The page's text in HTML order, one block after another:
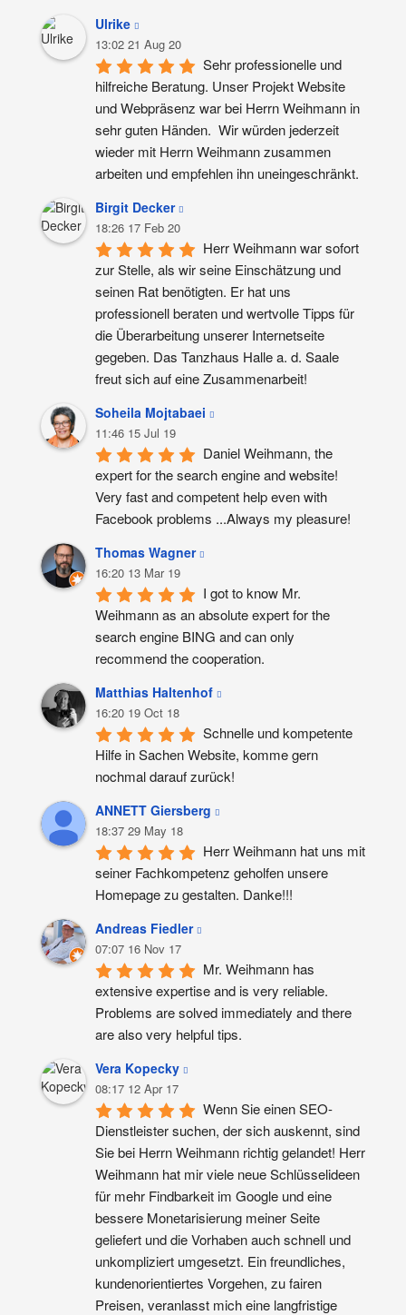
Ulrike
13:02 21 Aug 20
Sehr professionelle und
hilfreiche Beratung. Unser Projekt Website
und Webpräsenz war bei Herrn Weihmann in
sehr guten Händen.  Wir würden jederzeit
wieder mit Herrn Weihmann zusammen
arbeiten und empfehlen ihn uneingeschränkt.
Birgit Decker
18:26 17 Feb 20
Herr Weihmann war sofort
zur Stelle, als wir seine Einschätzung und
seinen Rat benötigten. Er hat uns
professionell beraten und wertvolle Tipps für
die Überarbeitung unserer Internetseite
gegeben. Das Tanzhaus Halle a. d. Saale
freut sich auf eine Zusammenarbeit!
Soheila Mojtabaei
11:46 15 Jul 19
Daniel Weihmann, the
expert for the search engine and website!
Very fast and competent help even with
Facebook problems ...Always my pleasure!
Thomas Wagner
16:20 13 Mar 19
I got to know Mr.
Weihmann as an absolute expert for the
search engine BING and can only
recommend the cooperation.
Matthias Haltenhof
16:20 19 Oct 18
Schnelle und kompetente
Hilfe in Sachen Website, komme gern
nochmal darauf zurück!
ANNETT Giersberg
18:37 29 May 18
Herr Weihmann hat uns mit
seiner Fachkompetenz geholfen unsere
Homepage zu gestalten. Danke!!!
Andreas Fiedler
07:07 16 Nov 17
Mr. Weihmann has
extensive expertise and is very reliable.
Problems are solved immediately and there
are also very helpful tips.
Vera Kopecky
08:17 12 Apr 17
Wenn Sie einen SEO-
Dienstleister suchen, der sich auskennt, sind
Sie bei Herrn Weihmann richtig gelandet! Herr
Weihmann hat mir viele neue Schlüsselideen
für mehr Findbarkeit im Google und eine
bessere Monetarisierung meiner Seite
geliefert und die Vorhaben auch schnell und
unkompliziert umgesetzt. Ein freundliches,
kundenorientiertes Vorgehen, zu fairen
Preisen, veranlasst mich eine langfristige